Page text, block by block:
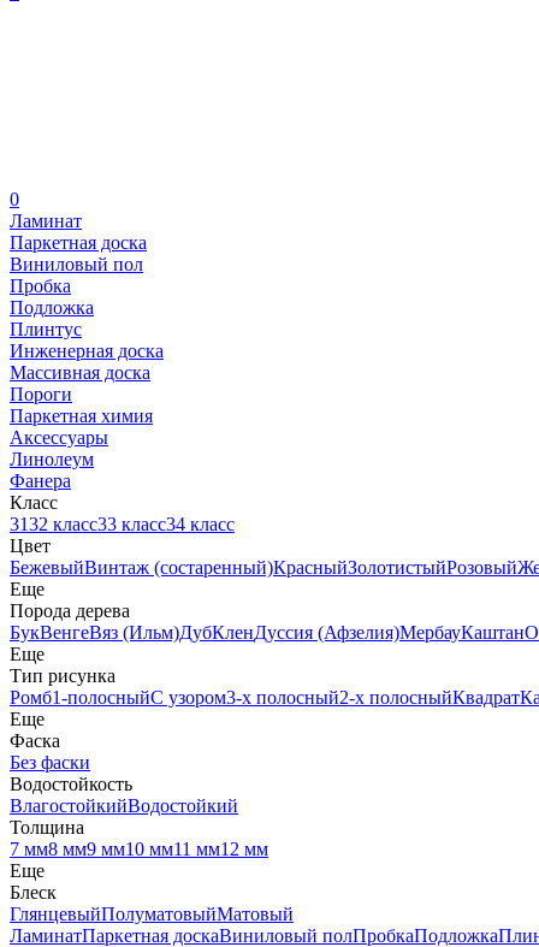
0
Ламинат
Паркетная доска
Виниловый пол
Пробка
Подложка
Плинтус
Инженерная доска
Массивная доска
Пороги
Паркетная химия
Аксессуары
Линолеум
Фанера
Класс
3132 класс33 класс34 класс
Цвет
БежевыйВинтаж (состаренный)КрасныйЗолотистыйРозовый
Еще
Порода дерева
БукВенгеВяз (Ильм)ДубКленДуссия (Афзелия)МербауКаштан
Еще
Тип рисунка
Ромб1-полосныйС узором3-х полосный2-х полосныйКвадрат
Еще
Фаска
Без фаски
Водостойкость
ВлагостойкийВодостойкий
Толщина
7 мм8 мм9 мм10 мм11 мм12 мм
Еще
Блеск
ГлянцевыйПолуматовыйМатовый
ЛаминатПаркетная доскаВиниловый полПробкаПодложка